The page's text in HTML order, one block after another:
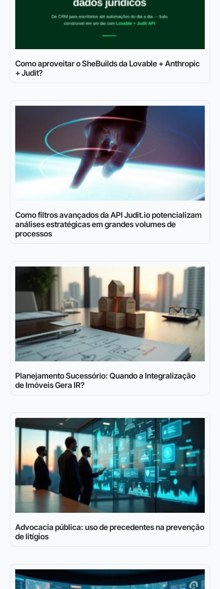
Como aproveitar o SheBuilds da Lovable + Anthropic
+ Judit?
Como filtros avançados da API Judit.io potencializam
análises estratégicas em grandes volumes de
processos
Planejamento Sucessório: Quando a Integralização
de Imóveis Gera IR?
Advocacia pública: uso de precedentes na prevenção
de litígios